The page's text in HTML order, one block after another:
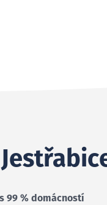
99 % domácností